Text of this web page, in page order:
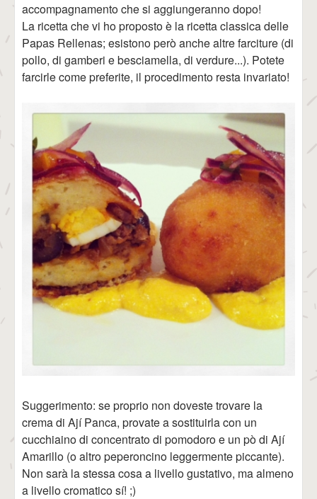
accompagnamento che si aggiungeranno dopo!
La ricetta che vi ho proposto è la ricetta classica delle
Papas Rellenas; esistono però anche altre farciture (di
pollo, di gamberi e besciamella, di verdure...). Potete
farcirle come preferite, il procedimento resta invariato!
Suggerimento: se proprio non doveste trovare la
crema di Ají Panca, provate a sostituirla con un
cucchiaino di concentrato di pomodoro e un pò di Ají
Amarillo (o altro peperoncino leggermente piccante).
Non sarà la stessa cosa a livello gustativo, ma almeno
a livello cromatico sí! ;)